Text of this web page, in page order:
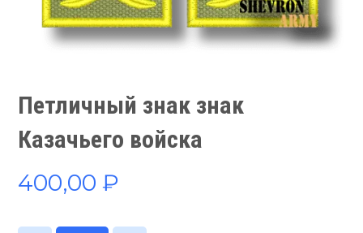
Петличный знак знак
Казачьего войска
400,00₽